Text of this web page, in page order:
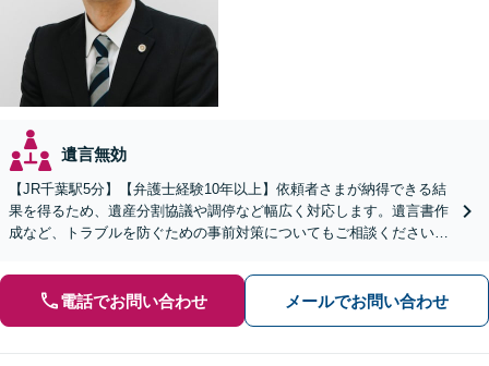
遺言無効
【JR千葉駅5分】【弁護士経験10年以上】依頼者さまが納得できる結
果を得るため、遺産分割協議や調停など幅広く対応します。遺言書作
成など、トラブルを防ぐための事前対策についてもご相談ください
電話でお問い合わせ メールでお問い合わせ